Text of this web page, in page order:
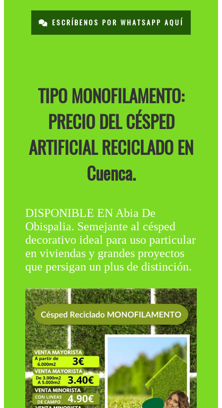
ESCRÍBENOS POR WHATSAPP AQUÍ
TIPO MONOFILAMENTO:
PRECIO DEL CÉSPED
ARTIFICIAL RECICLADO EN
Cuenca.
DISPONIBLE EN Abia De
Obispalia. Semejante al césped
decorativo ideal para uso particular
en viviendas y grandes proyectos
que persigan un plus de distinción.